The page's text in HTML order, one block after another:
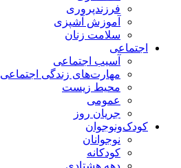
فرزندپروری
آموزش آشپزی
سلامت زنان
اجتماعی
آسیب اجتماعی
مهارت‌های زندگی اجتماعی
محیط زیست
عمومی
جریان روز
کودک‌ونوجوان
نوجوانان
کودکانه